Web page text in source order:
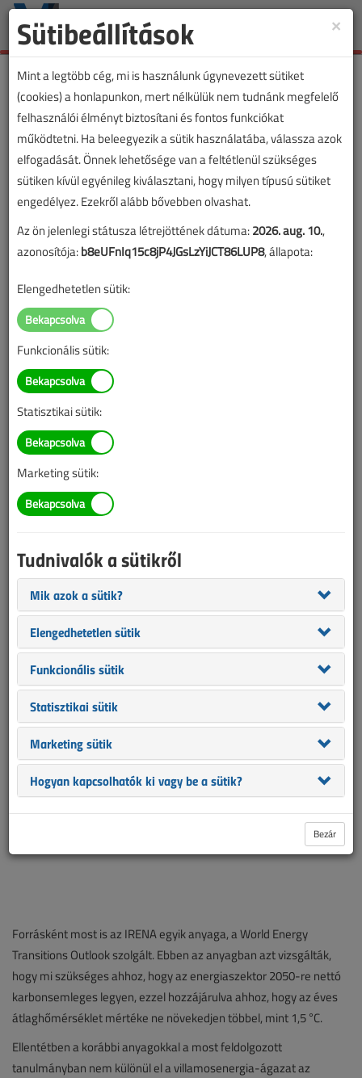
Toggle
Lapszám:
TARTALOM
Megújulók
A megújuló energiaforrások
és az elektrifikáció várható
terjedése
2024/12. lapszám
Az előző lapszámban olvasható cikkben azzal foglalkoztunk, hogy
a Magyarországon is releváns megújuló termelők (napelem,
szárazföldi szélturbinák, vízerőművek) napjainkban mennyire
elterjedtek szerte a világban. Ez a cikk azt a kérdést járja körbe,
hogy milyen változások várhatók a közeli (2030-ig) és a távolabbi
(2050-ig) jövőben.
Forrásként most is az IRENA egyik anyaga, a World Energy
Transitions Outlook szolgált. Ebben az anyagban azt vizsgálták,
hogy mi szükséges ahhoz, hogy az energiaszektor 2050-re nettó
karbonsemleges legyen, ezzel hozzájárulva ahhoz, hogy az éves
átlaghőmérséklet mértéke ne növekedjen többel, mint 1,5 °C.
Ellentétben a korábbi anyagokkal a most feldolgozott
tanulmányban nem különül el a villamosenergia-ágazat az
×
Sütibeállítások
Mint a legtöbb cég, mi is használunk úgynevezett sütiket
(cookies) a honlapunkon, mert nélkülük nem tudnánk megfelelő
felhasználói élményt biztosítani és fontos funkciókat
működtetni. Ha beleegyezik a sütik használatába, válassza azok
elfogadását. Önnek lehetősége van a feltétlenül szükséges
sütiken kívül egyénileg kiválasztani, hogy milyen típusú sütiket
engedélyez. Ezekről alább bővebben olvashat.
Az ön jelenlegi státusza létrejöttének dátuma:2026. aug. 10.,
azonosítója:b8eUFnIq15c8jP4JGsLzYiJCT86LUP8, állapota:
Elengedhetetlen sütik:
Funkcionális sütik:
Statisztikai sütik:
Marketing sütik:
Tudnivalók a sütikről
Mik azok a sütik?
Elengedhetetlen sütik
Funkcionális sütik
Statisztikai sütik
Marketing sütik
Hogyan kapcsolhatók ki vagy be a sütik?
Bezár